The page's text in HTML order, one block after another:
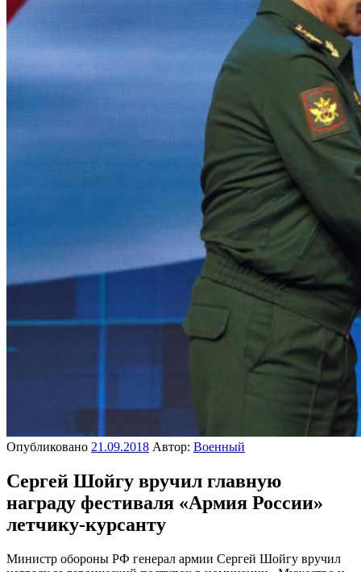
Опубликовано 21.09.2018 Автор: Военный
Сергей Шойгу вручил главную
награду фестиваля «Армия России»
летчику-курсанту
Министр обороны РФ генерал армии Сергей Шойгу вручил